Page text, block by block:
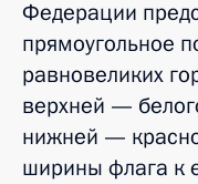
Федерации
прямоугольное
равновеликих
верхней —
нижней —
ширины флага к